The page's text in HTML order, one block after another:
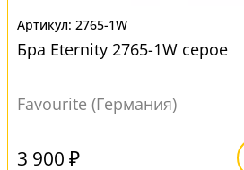
2765-1W
Бра Eternity 2765-1W серое
Favourite (Германия)
3 900 ₽